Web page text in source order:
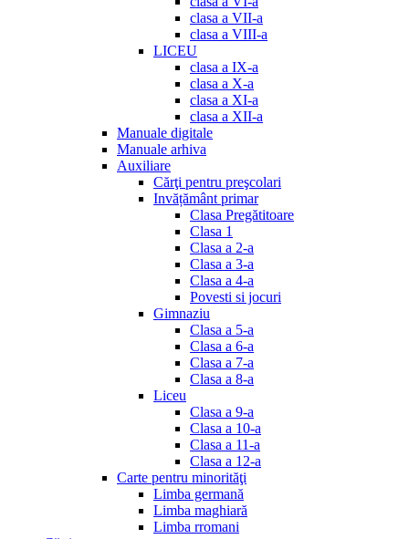
clasa a VII-a
clasa a VIII-a
LICEU
clasa a IX-a
clasa a X-a
clasa a XI-a
clasa a XII-a
Manuale digitale
Manuale arhiva
Auxiliare
Cărţi pentru preşcolari
Invățământ primar
Clasa Pregătitoare
Clasa 1
Clasa a 2-a
Clasa a 3-a
Clasa a 4-a
Povesti si jocuri
Gimnaziu
Clasa a 5-a
Clasa a 6-a
Clasa a 7-a
Clasa a 8-a
Liceu
Clasa a 9-a
Clasa a 10-a
Clasa a 11-a
Clasa a 12-a
Carte pentru minorităţi
Limba germană
Limba maghiară
Limba rromani